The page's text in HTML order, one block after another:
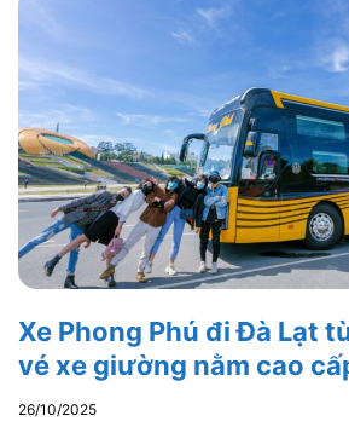
Xe Phong Phú đi Đà Lạt
vé xe giường nằm cao
26/10/2025